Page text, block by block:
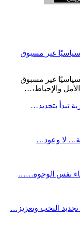
غير مسبوق
غير مسبوق
تبدأ بتجديد…
لا وعود…
نفس الوجوه……
النخب وتعزيز…